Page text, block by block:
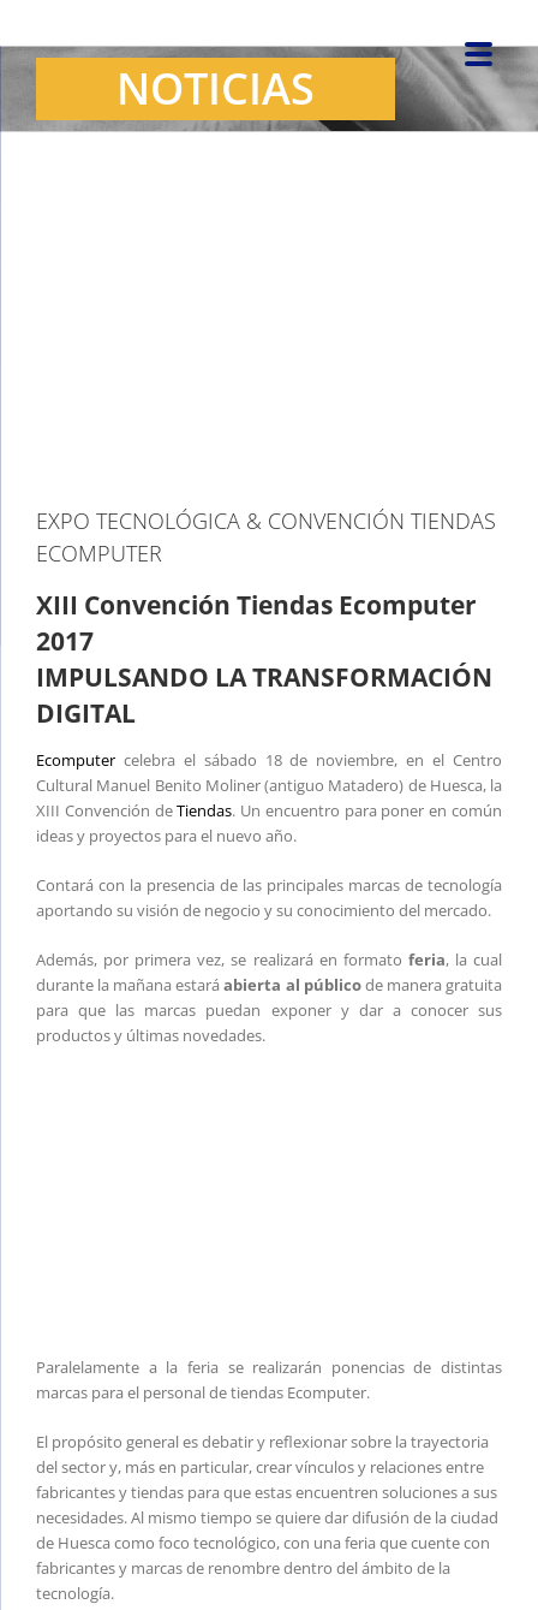
al
NOTICIAS
EXPO TECNOLÓGICA & CONVENCIÓN TIENDAS
ECOMPUTER
XIII Convención Tiendas Ecomputer
2017
IMPULSANDO LA TRANSFORMACIÓN
DIGITAL
Ecomputer celebra el sábado 18 de noviembre, en el Centro
Cultural Manuel Benito Moliner (antiguo Matadero) de Huesca, la
XIII Convención deTiendas. Un encuentro para poner en común
ideas y proyectos para el nuevo año.
Contará con la presencia de las principales marcas de tecnología
aportando su visión de negocio y su conocimiento del mercado.
Además, por primera vez, se realizará en formato feria, la cual
durante la mañana estaráabierta al públicode manera gratuita
para que las marcas puedan exponer y dar a conocer sus
productos y últimas novedades.
Paralelamente a la feria se realizarán ponencias de distintas
marcas para el personal de tiendas Ecomputer.
El propósito general es debatir y reflexionar sobre la trayectoria
del sector y, más en particular, crear vínculos y relaciones entre
fabricantes y tiendas para que estas encuentren soluciones a sus
necesidades. Al mismo tiempo se quiere dar difusión de la ciudad
de Huesca como foco tecnológico, con una feria que cuente con
fabricantes y marcas de renombre dentro del ámbito de la
tecnología.